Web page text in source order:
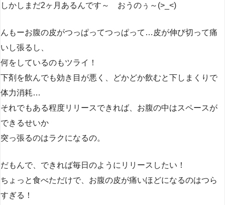
しかしまだ2ヶ月あるんです～ おうのぅ～(>_<)
んもーお腹の皮がつっぱってつっぱって…皮が伸び切って痛
いし張るし、
何をしているのもツライ！
下剤を飲んでも効き目が悪く、どかどか飲むと下しまくりで
体力消耗…
それでもある程度リリースできれば、お腹の中はスペースが
できるせいか
突っ張るのはラクになるの。
だもんで、できれば毎日のようにリリースしたい！
ちょっと食べただけで、お腹の皮が痛いほどになるのはつら
すぎる！